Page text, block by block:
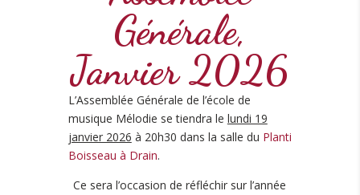
Générale,
Janvier 2026
L’Assemblée Générale de l’école de
musique Mélodie se tiendra le lundi 19
janvier 2026 à 20h30 dans la salle du Planti
Boisseau à Drain.
Ce sera l’occasion de réfléchir sur l’année